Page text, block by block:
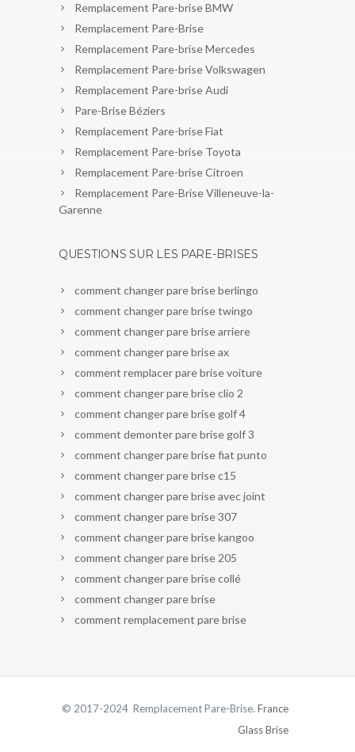
Remplacement Pare-brise BMW
Remplacement Pare-Brise
Remplacement Pare-brise Mercedes
Remplacement Pare-brise Volkswagen
Remplacement Pare-brise Audi
Pare-Brise Béziers
Remplacement Pare-brise Fiat
Remplacement Pare-brise Toyota
Remplacement Pare-brise Citroen
Remplacement Pare-Brise Villeneuve-la-
Garenne
QUESTIONS SUR LES PARE-BRISES
comment changer pare brise berlingo
comment changer pare brise twingo
comment changer pare brise arriere
comment changer pare brise ax
comment remplacer pare brise voiture
comment changer pare brise clio 2
comment changer pare brise golf 4
comment demonter pare brise golf 3
comment changer pare brise fiat punto
comment changer pare brise c15
comment changer pare brise avec joint
comment changer pare brise 307
comment changer pare brise kangoo
comment changer pare brise 205
comment changer pare brise collé
comment changer pare brise
comment remplacement pare brise
© 2017-2024 Remplacement Pare-Brise. France
Glass Brise